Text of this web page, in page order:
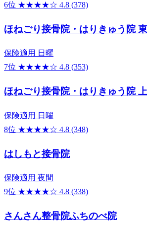
6位 ★★★★☆ 4.8 (378)
ほねごり接骨院・はりきゅう院
保険適用 日曜
7位 ★★★★☆ 4.8 (353)
ほねごり接骨院・はりきゅう院
保険適用 日曜
8位 ★★★★☆ 4.8 (348)
はしもと接骨院
保険適用 夜間
9位 ★★★★☆ 4.8 (338)
さんさん整骨院ふちのべ院